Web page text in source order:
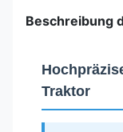
Beschreibung
Traktor